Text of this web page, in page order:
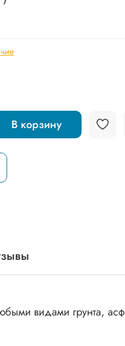
В корзину
видами грунта,